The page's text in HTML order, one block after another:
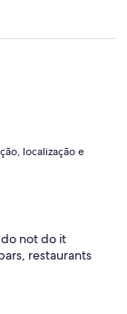
localização e
not do it
restaurants